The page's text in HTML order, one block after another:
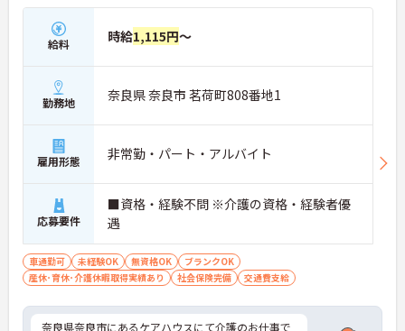
給料 時給1,115円～
勤務地 奈良県 奈良市 茗荷町808番地1
雇用形態 非常勤・パート・アルバイト
応募要件
■資格・経験不問 ※介護の資格・経験者優
遇
車通勤可 未経験OK 無資格OK
ブランクOK
産休･育休･介護休暇取得実績あり
社会保険完備 交通費支給
奈良県奈良市にあるケアハウスにて介護のお仕事で